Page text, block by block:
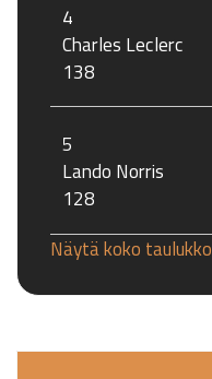
4
Charles Leclerc
138
5
Lando Norris
128
Näytä koko taulukko